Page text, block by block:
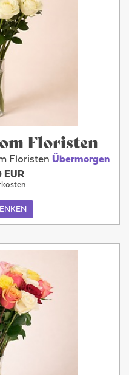
Floristen
Floristen Übermorgen
EUR